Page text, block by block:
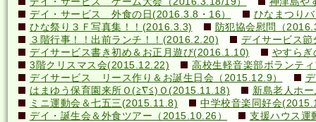
デイ・サービス 外食の日(2016.3.8・16）
ひなまつり
ひな祭り３Ｆ写真集！！(2016.3.3)
防犯協会慰問（
３階行事！！出前ランチ！！(2016.2.20)
デイサービス
デイサービス書き初め＆お正月遊び(2016.1.10)
やすら
3階クリスマス会(2015.12.22)
高校生軽音楽部ボランテ
デイサービス リース作り＆お誕生日会（2015.12.9）
はまゆう保育園来所Ｏ(≧∇≦)Ｏ(2015.11.18)
新島老人ホ
ミニ運動会＆七五三(2015.11.8)
中学校音楽同好会
デイ・誕生会＆外食ツアー（2015.10.26）
支援ハウス運